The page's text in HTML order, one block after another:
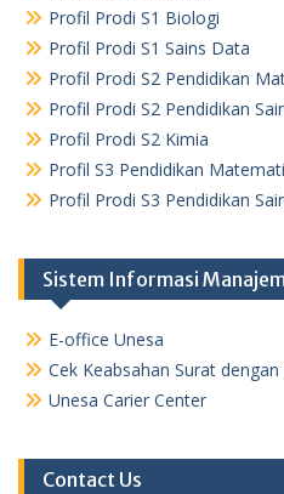
Profil Prodi S1 Biologi
Profil Prodi S1 Sains Data
Profil Prodi S2 Pendidikan
Profil Prodi S2 Pendidikan
Profil Prodi S2 Kimia
Profil S3 Pendidikan
Profil Prodi S3 Pendidikan
Sistem Informasi
E-office Unesa
Cek Keabsahan Surat
Unesa Carier Center
Contact Us